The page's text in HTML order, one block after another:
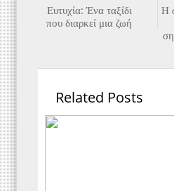
Η
Ευτυχία: Ένα ταξίδι
που διαρκεί μια ζωή
Related Posts